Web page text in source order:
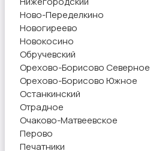
Ново-Переделкино
Новогиреево
Новокосино
Обручевский
Орехово-Борисово Северное
Орехово-Борисово Южное
Останкинский
Отрадное
Очаково-Матвеевское
Перово
Печатники